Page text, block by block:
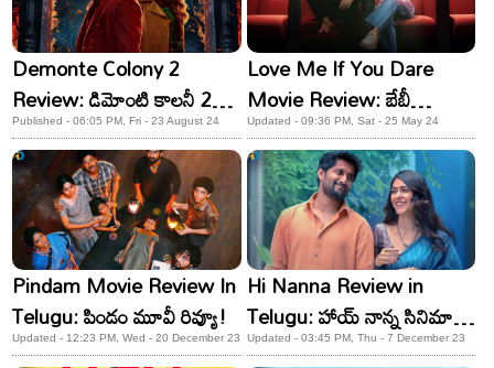
Demonte Colony 2
Review: డిమోంటి కాలనీ 2
సినిమా రివ్యూ.. అనుకున్న
రేంజ్‌లో భయపెట్టిందా?
Published - 06:05 PM, Fri - 23 August 24
Love Me If You Dare
Movie Review: బేబీ
హీరోయిన్ వైష్ణవి చైతన్య నటించిన
లవ్ మీ మూవీ రివ్యూ! ఎలా
ఉందంటే?
Updated - 09:36 PM, Sat - 25 May 24
Pindam Movie Review In
Telugu: పిండం మూవీ‍ రివ్యూ!
Updated - 12:23 PM, Wed - 20 December 23
Hi Nanna Review in
Telugu: హాయ్‌ నాన్న సినిమా
రివ్యూ!
Updated - 03:45 PM, Thu - 7 December 23